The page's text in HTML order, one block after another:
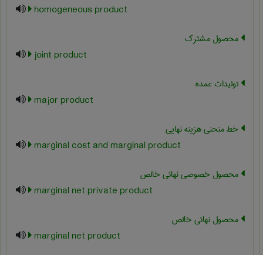
homogeneous product
محصول مشترک
joint product
تولیدات عمده
major product
خط منحنی هزینه نهایی
marginal cost and marginal product
محصول خصوصی نهائی خالص
marginal net private product
محصول نهائی خالص
marginal net product